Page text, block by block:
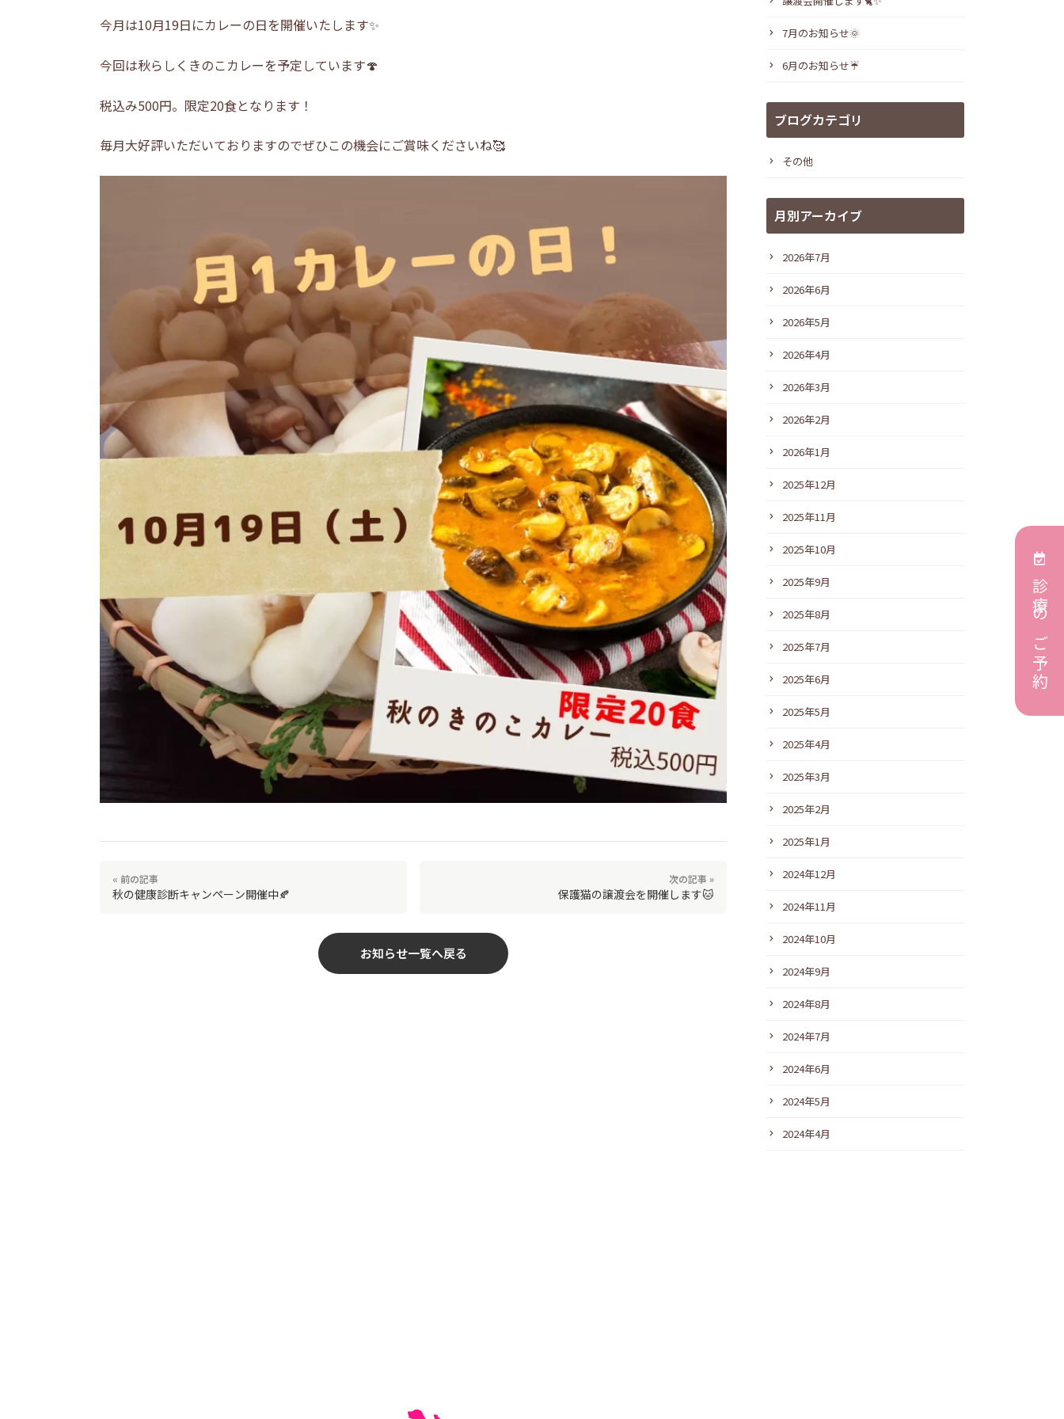
今月は10月19日にカレーの日を開催いたします✨
今回は秋らしくきのこカレーを予定しています🍄
税込み500円。限定20食となります！
毎月大好評いただいておりますのでぜひこの機会にご賞味くださいね🥰
« 前の記事
秋の健康診断キャンペーン開催中🍂
次の記事 »
保護猫の譲渡会を開催します🐱
お知らせ一覧へ戻る
7月のお知らせ🌞
6月のお知らせ☔
ブログカテゴリ
その他
月別アーカイブ
2026年7月
2026年6月
2026年5月
2026年4月
2026年3月
2026年2月
2026年1月
2025年12月
2025年11月
2025年10月
2025年9月
2025年8月
2025年7月
2025年6月
2025年5月
2025年4月
2025年3月
2025年2月
2025年1月
2024年12月
2024年11月
2024年10月
2024年9月
2024年8月
2024年7月
2024年6月
2024年5月
2024年4月
診療のご予約